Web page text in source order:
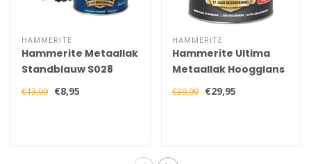
HAMMERITE
Hammerite Metaallak
Standblauw S028
Hoogglans 250 ml
€13,99 €8,95
HAMMERITE
Hammerite Ultima
Metaallak Hoogglans
Standgroen 750 ml
€39,99 €29,95